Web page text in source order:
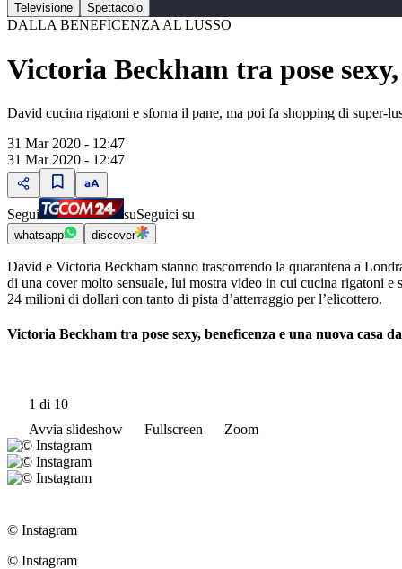
Televisione Spettacolo
DALLA BENEFICENZA AL LUSSO
Victoria Beckham tra pose
David cucina rigatoni e sforna il pane, ma poi fa shopping di super-
31 Mar 2020 - 12:47
31 Mar 2020 - 12:47
Segui suSeguici su
whatsapp discover
David e Victoria Beckham stanno trascorrendo la quarantena a
di una cover molto sensuale, lui mostra video in cui cucina rigatoni
24 milioni di dollari con tanto di pista d’atterraggio per l’elicottero.
Victoria Beckham tra pose sexy, beneficenza e una nuova casa
1 di 10
Avvia slideshow
Fullscreen Zoom
© Instagram
© Instagram